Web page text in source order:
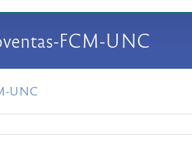
FCM-UNC
UNC